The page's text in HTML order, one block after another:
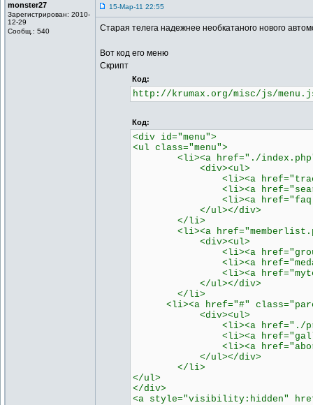
monster27
Зарегистрирован: 2010-
12-29
Сообщ.: 540
15-Мар-11 22:55
Старая телега надежнее необкатаного нового
Вот код его меню
Скрипт
Код:
http://krumax.org/misc/js/
Код:
<div id="menu">
<ul class="menu">
<li><a href="./index.php"
<div><ul>
<li><a
<li><a
<li><a
</ul></div>
</li>
<li><a href="memberlist.php"
<div><ul>
<li><a
<li><a
<li><a
</ul></div>
</li>
<li><a href="#"
<div><ul>
<li><a href="./
<li><a
<li><a
</ul></div>
</li>
</ul>
</div>
<a style="visibility:hidden"